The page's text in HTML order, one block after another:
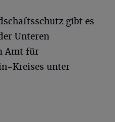
gibt es
Unteren
Amt für
Kreises unter